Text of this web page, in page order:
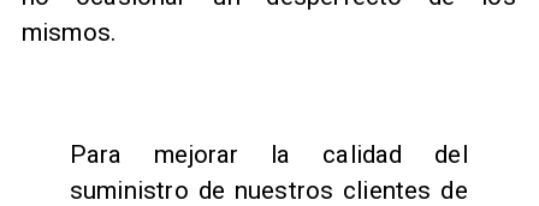
mismos.
Para mejorar la calidad del
suministro de nuestros clientes de